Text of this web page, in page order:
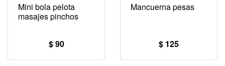
Mini bola pelota
masajes pinchos
$ 90
Mancuerna pesas
$ 125